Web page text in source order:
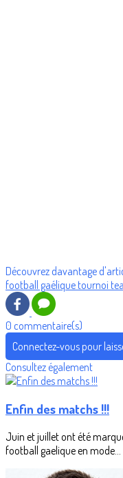
Découvrez davantage
football gaélique tournoi
0 commentaire(s)
Connectez-vous pour
Consultez également
Enfin des matchs !!!
Juin et juillet ont été
football gaelique en mode...